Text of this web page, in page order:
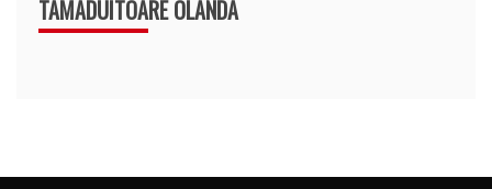
TAMADUITOARE OLANDA